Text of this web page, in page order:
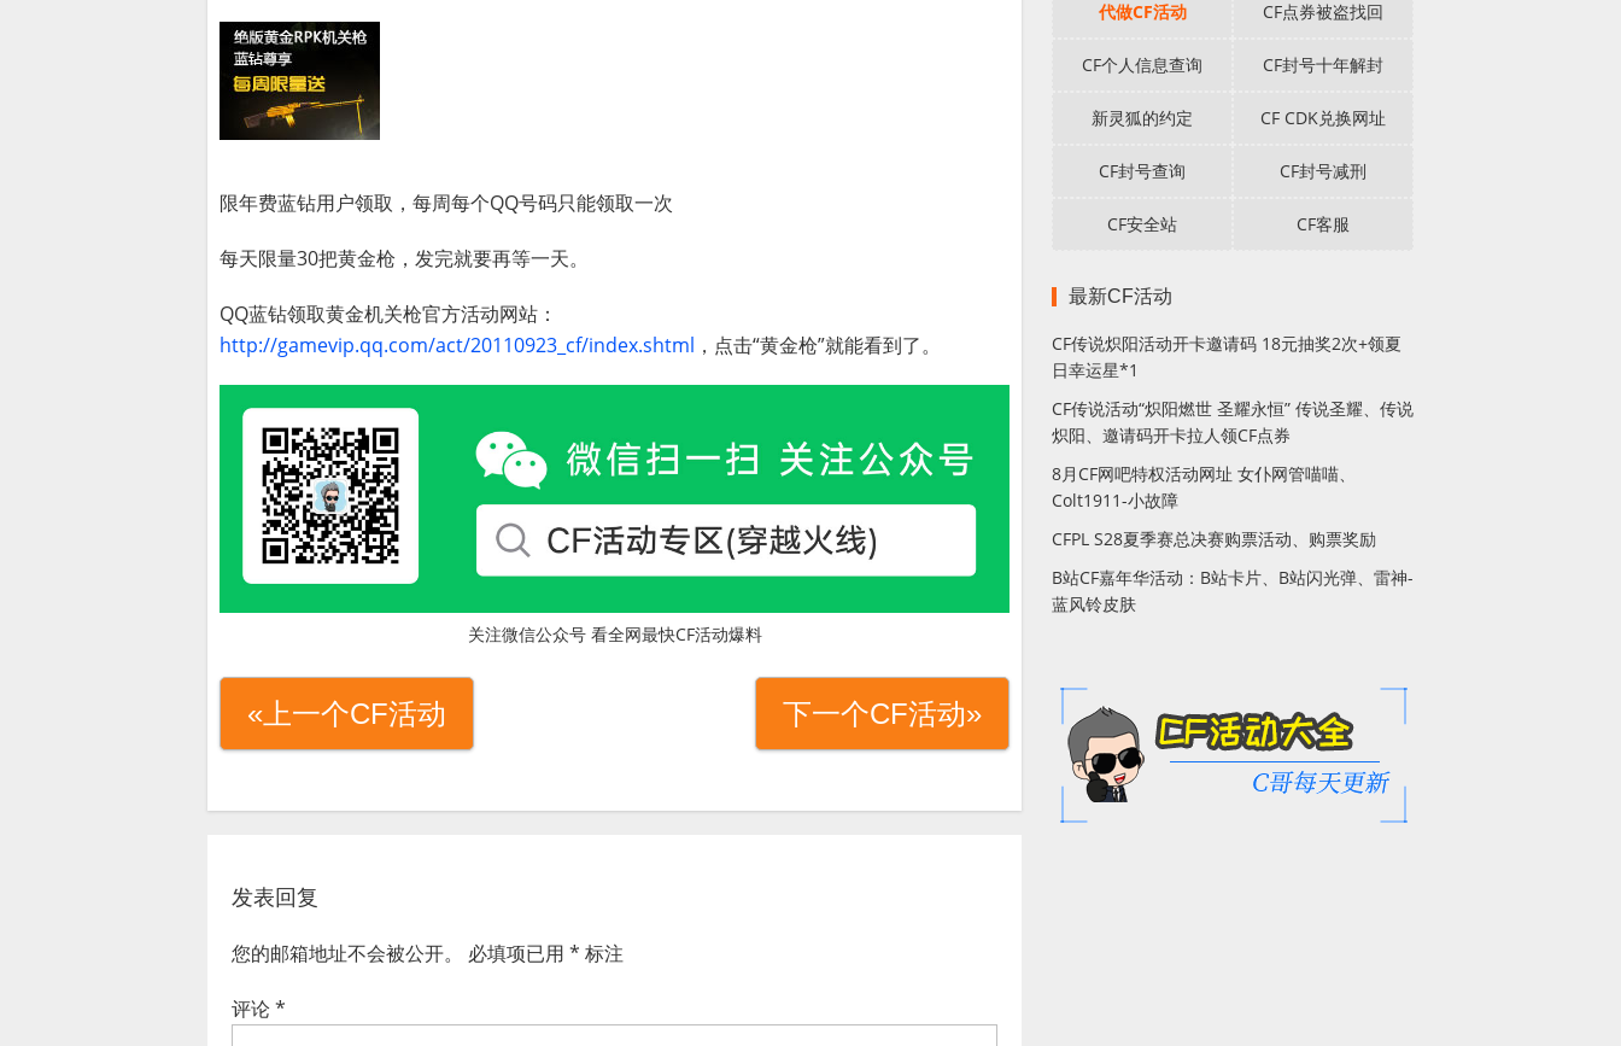
限年费蓝钻用户领取，每周每个QQ号码只能领取一次
每天限量30把黄金枪，发完就要再等一天。
QQ蓝钻领取黄金机关枪官方活动网站：
http://gamevip.qq.com/act/20110923_cf/index.shtml ，点击“黄金枪”就能看到了。
关注微信公众号 看全网最快CF活动爆料
«上一个CF活动 下一个CF活动»
发表回复
您的邮箱地址不会被公开。 必填项已用 * 标注
评论*
代做CF活动 CF点券被盗找回
CF个人信息查询 CF封号十年解封
新灵狐的约定 CF CDK兑换网址
CF封号查询 CF封号减刑
CF安全站 CF客服
最新CF活动
CF传说炽阳活动开卡邀请码 18元抽奖2次+领夏
日幸运星*1
CF传说活动“炽阳燃世 圣耀永恒” 传说圣耀、传说
炽阳、邀请码开卡拉人领CF点券
8月CF网吧特权活动网址 女仆网管喵喵、
Colt1911-小故障
CFPL S28夏季赛总决赛购票活动、购票奖励
B站CF嘉年华活动：B站卡片、B站闪光弹、雷神-
蓝风铃皮肤